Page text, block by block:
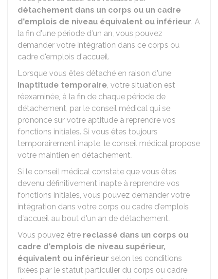
détachement dans un corps ou un cadre
d'emplois de niveau équivalent ou inférieur. A
la fin d'une période d'un an, vous pouvez
demander votre intégration dans ce corps ou
cadre d'emplois d'accueil.
Lorsque vous êtes détaché en raison d'une
inaptitude temporaire, votre situation est
réexaminée, à la fin de chaque période de
détachement, par le conseil médical qui se
prononce sur votre aptitude à reprendre vos
fonctions initiales. Si vous êtes toujours
temporairement inapte, le conseil médical propose
votre maintien en détachement.
Si le conseil médical constate que vous êtes
devenu définitivement inapte à reprendre vos
fonctions initiales, vous pouvez demander votre
intégration dans votre corps ou cadre d'emplois
d'accueil au bout d'un an de détachement.
Vous pouvez être reclassé dans un corps ou
cadre d'emplois de niveau supérieur,
équivalent ou inférieur selon les conditions
fixées par le statut particulier du corps ou cadre